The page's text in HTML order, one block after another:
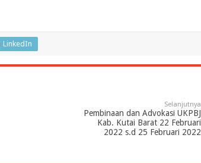
LinkedIn
Selanjutnya
Pembinaan dan Advokasi UKPBJ
Kab. Kutai Barat 22 Februari
2022 s.d 25 Februari 2022